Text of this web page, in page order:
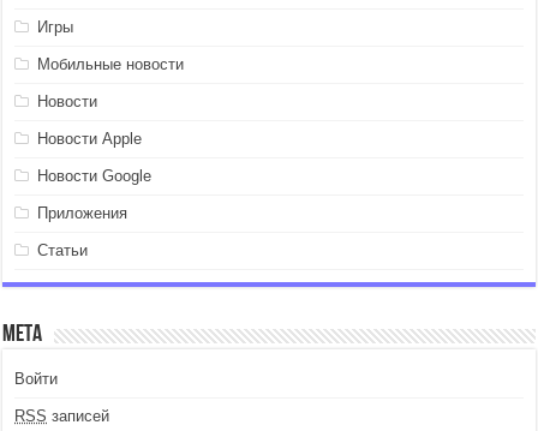
Игры
Мобильные новости
Новости
Новости Apple
Новости Google
Приложения
Статьи
Мета
Войти
RSS записей